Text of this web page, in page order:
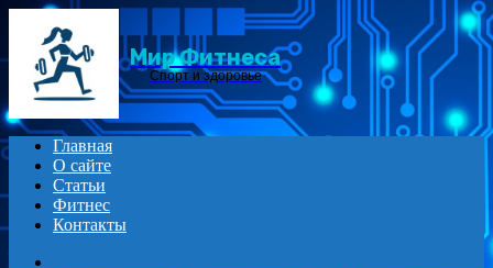
Menu
Мир Фитнеса
Спорт и здоровье
Главная
О сайте
Статьи
Фитнес
Контакты